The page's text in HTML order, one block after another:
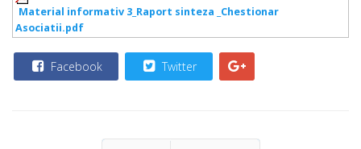
Material informativ 3_Raport sinteza _Chestionar
Asociatii.pdf
Facebook Twitter